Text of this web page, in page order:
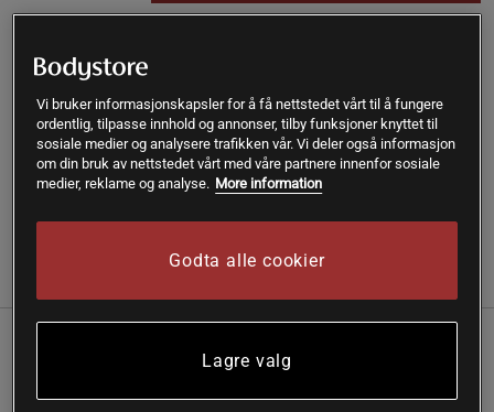
SKU #400-600015| EAN5701000431706
Tren komfortabelt med Star Gear Exercise Mat Large for alle
typer øvelser.
En romslig treningsmatte med god demping og
Vi bruker informasjonskapsler for å få nettstedet vårt til å fungere
ordentlig, tilpasse innhold og annonser, tilby funksjoner knyttet til
sosiale medier og analysere trafikken vår. Vi deler også informasjon
om din bruk av nettstedet vårt med våre partnere innenfor sosiale
medier, reklame og analyse. More information
Godta alle cookier
Lagre valg